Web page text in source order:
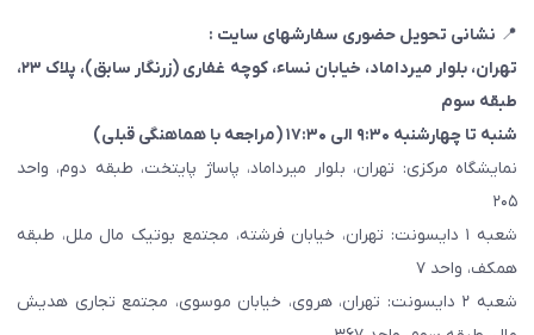
📍 نشانی تحویل حضوری سفارشهای سایت :
تهران، بلوار میرداماد، خیابان نساء، کوچه غفاری (زرنگار سابق)
، پلاک ۲۳،
طبقه سوم
شنبه تا چهارشنبه ۹:۳۰ الی ۱۷:۳۰ (مراجعه با هماهنگی قبلی)
نمایشگاه مرکزی: تهران، بلوار میرداماد، پاساژ پایتخت، طبقه دوم، واحد
۲۰۵
شعبه ۱ دایسونت: تهران، خیابان فرشته، مجتمع بوتیک مال ملل، طبقه
همکف، واحد ۷
شعبه ۲ دایسونت: تهران، هروی، خیابان موسوی، مجتمع تجاری هدیش